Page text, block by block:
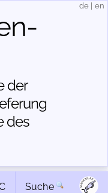
der
des
de en
Suche